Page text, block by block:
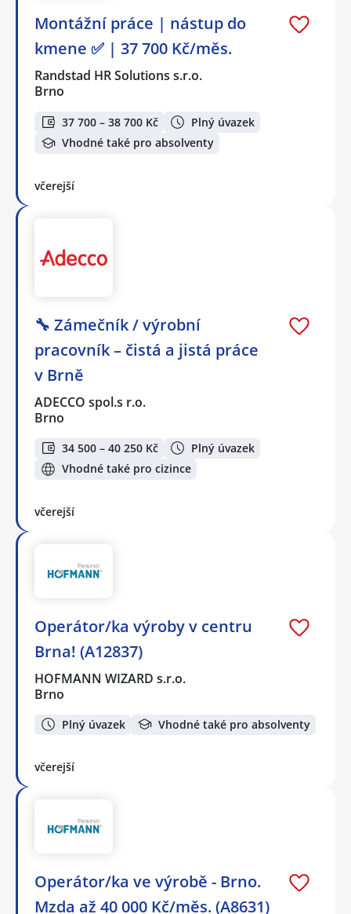
Montážní práce | nástup do
kmene ✅ | 37 700 Kč/měs.
Randstad HR Solutions s.r.o.
Brno
37 700 – 38 700 Kč
Plný úvazek
Vhodné také pro absolventy
včerejší
🔧 Zámečník / výrobní
pracovník – čistá a jistá práce
v Brně
ADECCO spol.s r.o.
Brno
34 500 – 40 250 Kč
Plný úvazek
Vhodné také pro cizince
včerejší
Operátor/ka výroby v centru
Brna! (A12837)
HOFMANN WIZARD s.r.o.
Brno
Plný úvazek Vhodné také pro absolventy
včerejší
Operátor/ka ve výrobě - Brno.
Mzda až 40 000 Kč/měs. (A8631)